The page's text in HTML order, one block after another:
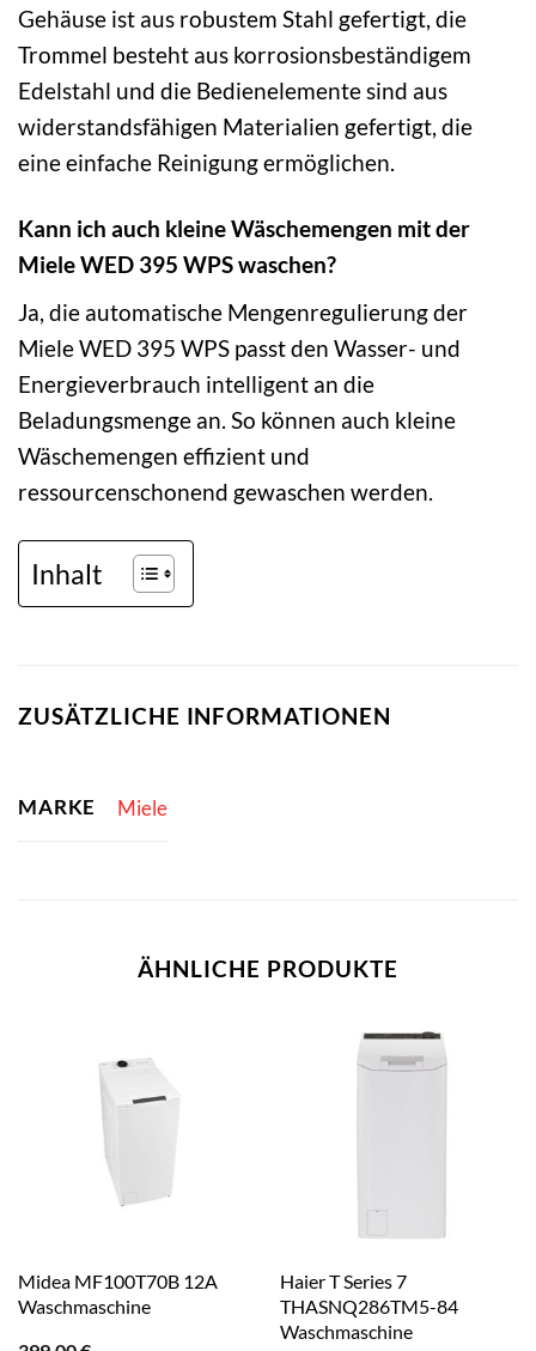
Gehäuse ist aus robustem Stahl gefertigt, die
Trommel besteht aus korrosionsbeständigem
Edelstahl und die Bedienelemente sind aus
widerstandsfähigen Materialien gefertigt, die
eine einfache Reinigung ermöglichen.
Kann ich auch kleine Wäschemengen mit der
Miele WED 395 WPS waschen?
Ja, die automatische Mengenregulierung der
Miele WED 395 WPS passt den Wasser- und
Energieverbrauch intelligent an die
Beladungsmenge an. So können auch kleine
Wäschemengen effizient und
ressourcenschonend gewaschen werden.
Inhalt
ZUSÄTZLICHE INFORMATIONEN
MARKE Miele
ÄHNLICHE PRODUKTE
Midea MF100T70B 12A
Waschmaschine
Haier T Series 7
THASNQ286TM5-84
Waschmaschine